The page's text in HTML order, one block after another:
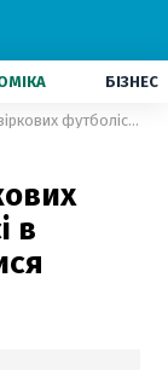
БІЗНЕС
Туран назвав двох зіркових футболістів, на яких усі в Шахтарі мають рівнятися
в